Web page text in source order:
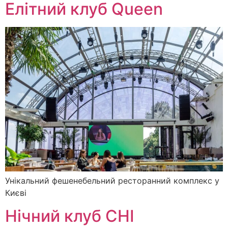
Елітний клуб Queen
Унікальний фешенебельний ресторанний комплекс у
Києві
Нічний клуб CHI